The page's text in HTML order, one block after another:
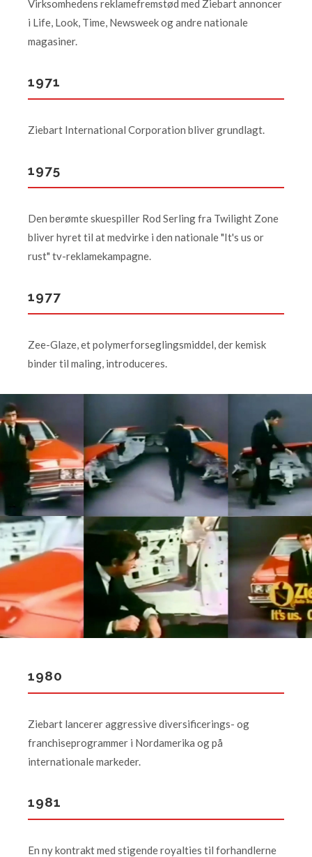
Virksomhedens reklamefremstød med Ziebart annoncer
i Life, Look, Time, Newsweek og andre nationale
magasiner.
1971
Ziebart International Corporation bliver grundlagt.
1975
Den berømte skuespiller Rod Serling fra Twilight Zone
bliver hyret til at medvirke i den nationale "It's us or
rust" tv-reklamekampagne.
1977
Zee-Glaze, et polymerforseglingsmiddel, der kemisk
binder til maling, introduceres.
1980
Ziebart lancerer aggressive diversificerings- og
franchiseprogrammer i Nordamerika og på
internationale markeder.
1981
En ny kontrakt med stigende royalties til forhandlerne